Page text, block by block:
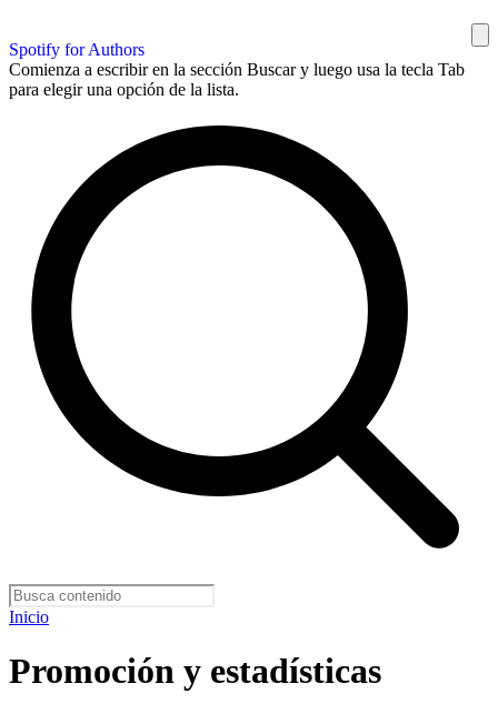
Spotify for Authors
Comienza a escribir en la sección Buscar y luego usa la tecla Tab
para elegir una opción de la lista.
Inicio
Promoción y estadísticas